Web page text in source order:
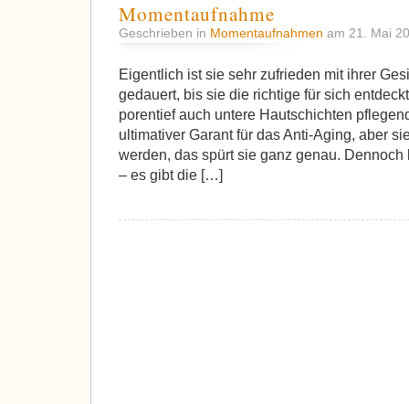
Momentaufnahme
Geschrieben in Momentaufnahmen am 21. Mai
Eigentlich ist sie sehr zufrieden mit ihrer
gedauert, bis sie die richtige für sich
porentief auch untere Hautschichten
ultimativer Garant für das Anti-Aging, aber
werden, das spürt sie ganz genau.
– es gibt die […]